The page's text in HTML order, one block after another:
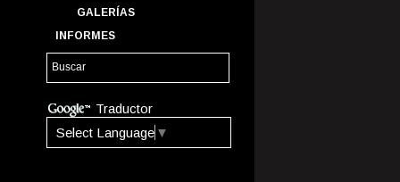
GALERÍAS
INFORMES
Traductor
Select Language ▼